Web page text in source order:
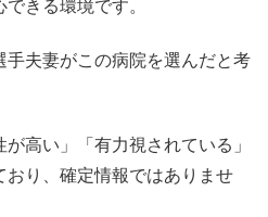
きる環境です。
手夫妻がこの病院を選んだと考
高い」「有力視されている」
おり、確定情報ではありませ